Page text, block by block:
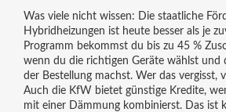
Was viele nicht wissen: Die staatliche
Hybridheizungen ist heute besser als je
Programm bekommst du bis zu 45 %
wenn du die richtigen Geräte wählst und
der Bestellung machst. Wer das vergisst,
Auch die KfW bietet günstige Kredite,
mit einer Dämmung kombinierst. Das ist